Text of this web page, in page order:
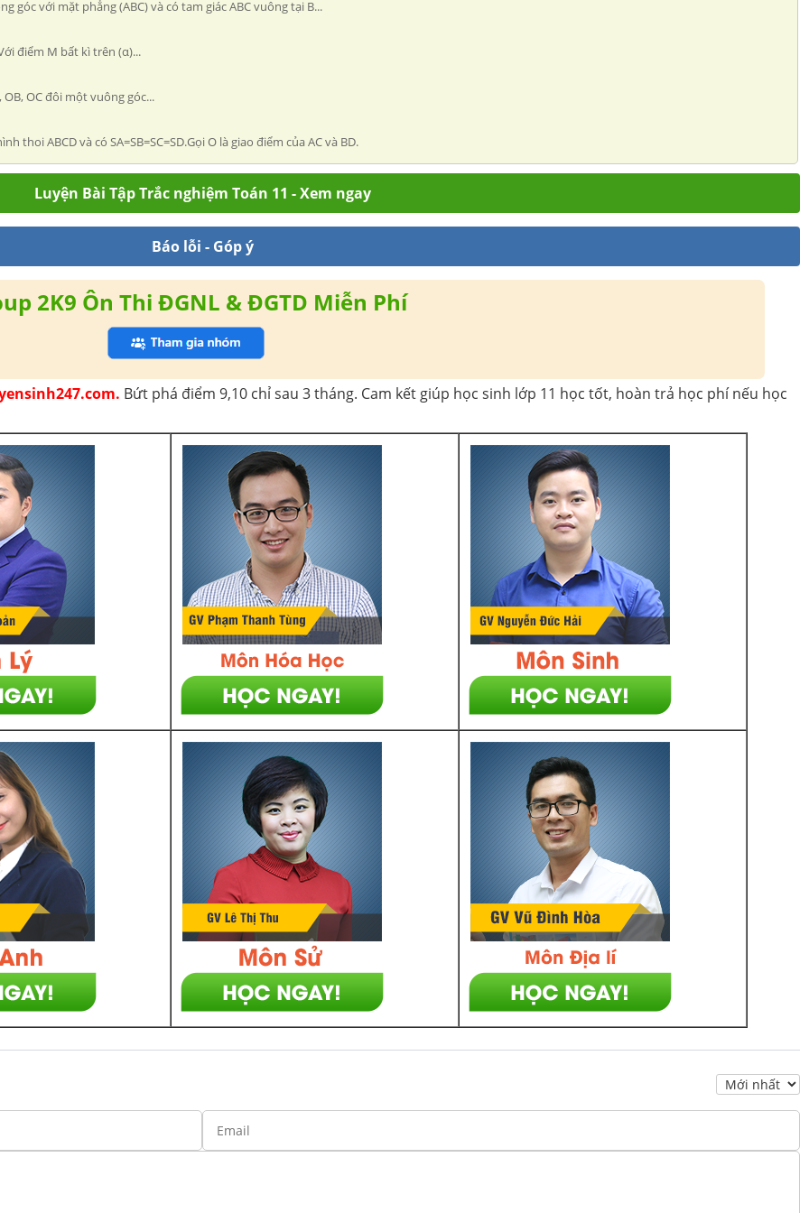
góc với mặt phẳng (ABC) và có tam giác ABC vuông tại B...
điểm M bất kì trên (α)...
OB, OC đôi một vuông góc...
thoi ABCD và có SA=SB=SC=SD.Gọi O là giao điểm của AC và BD.
Luyện Bài Tập Trắc nghiệm Toán 11 - Xem ngay
Báo lỗi - Góp ý
2K9 Ôn Thi ĐGNL & ĐGTD Miễn Phí
Bứt phá điểm 9,10 chỉ sau 3 tháng. Cam kết giúp học sinh lớp 11 học tốt, hoàn trả học phí nếu học